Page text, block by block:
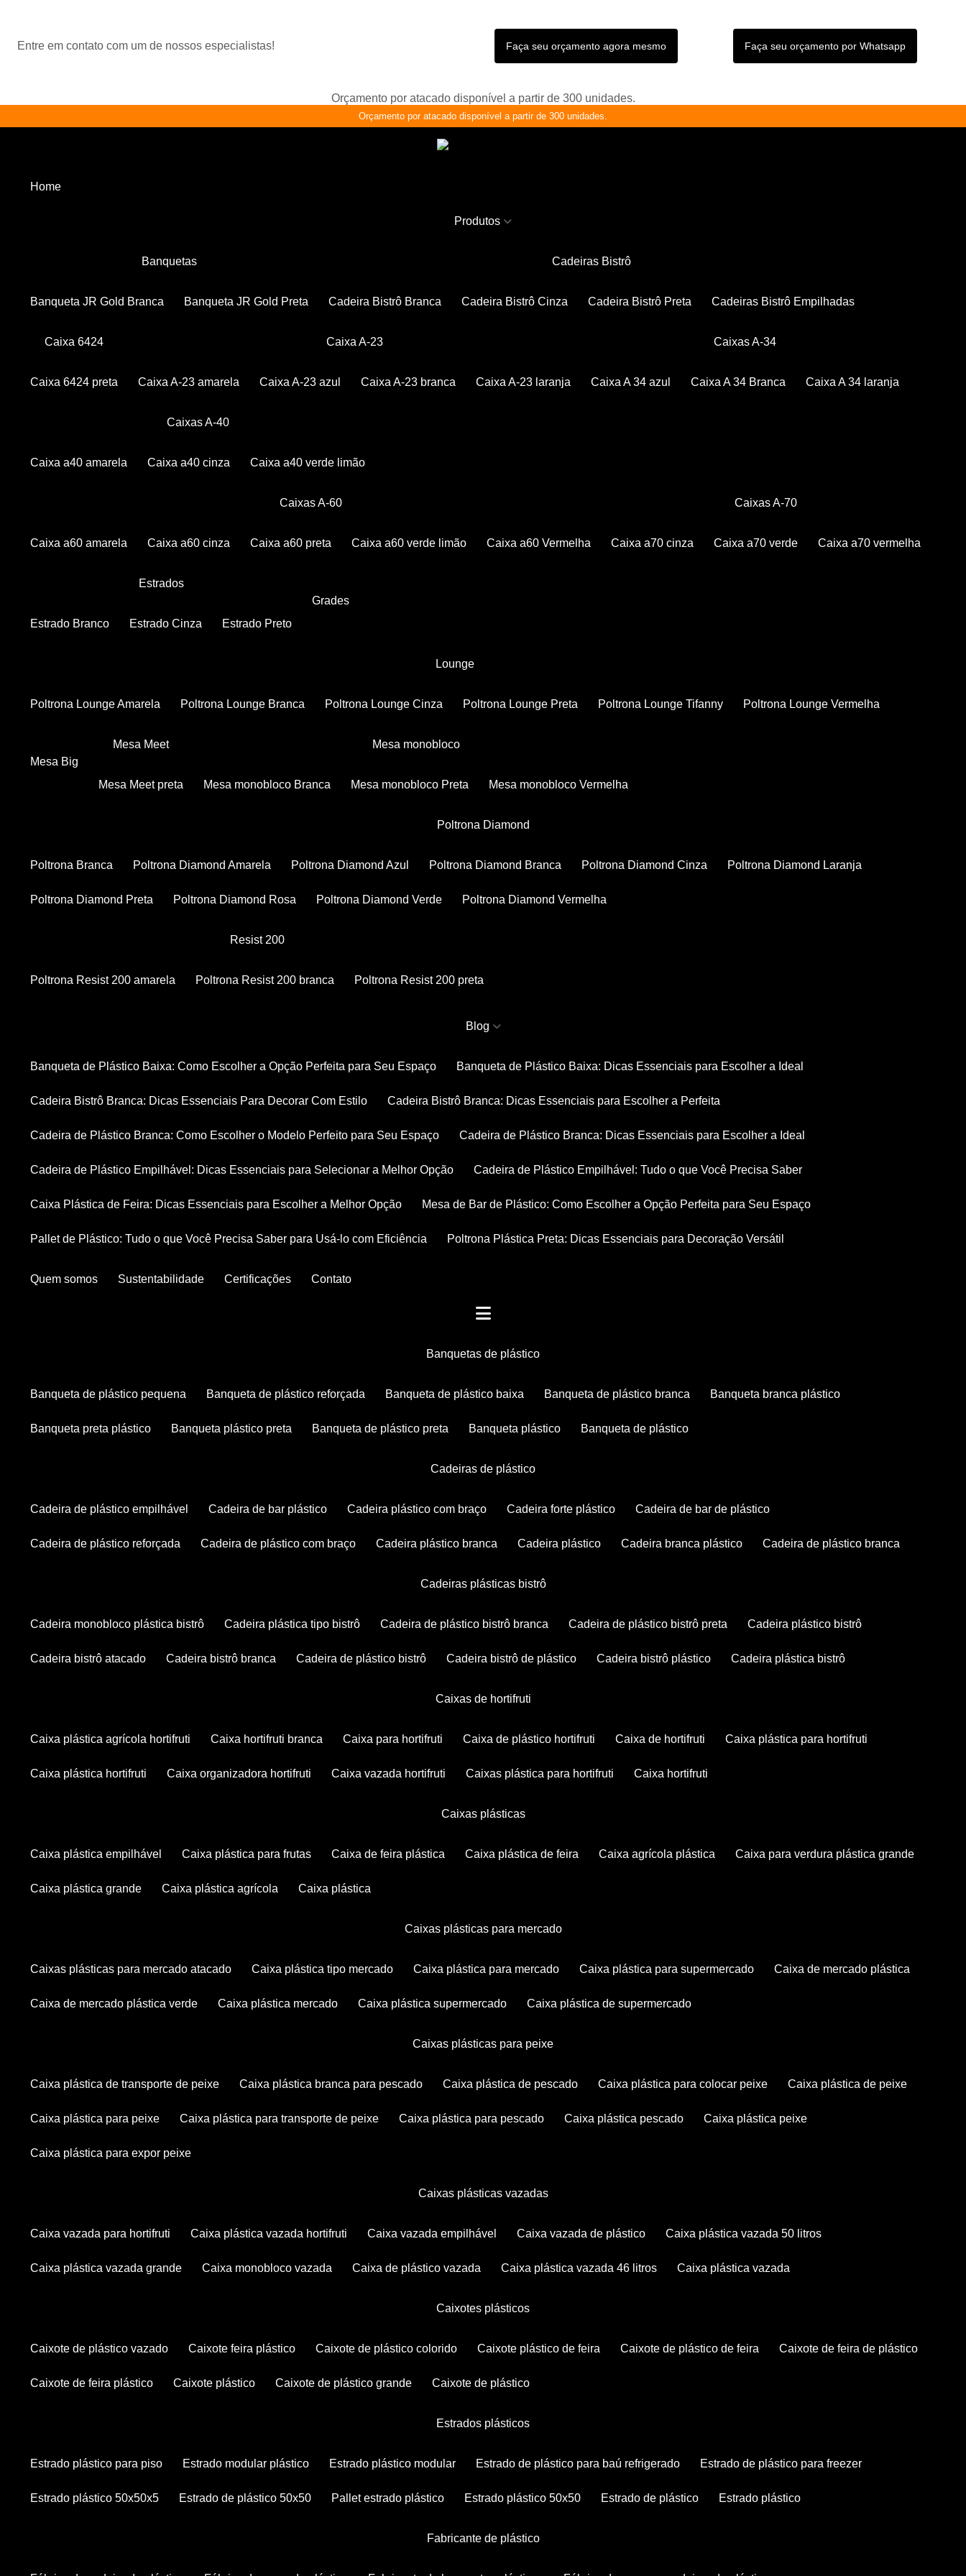
Entre em contato com um de nossos especialistas! Faça seu orçamento agora mesmo Faça seu orçamento por Whatsapp
Orçamento por atacado disponível a partir de 300 unidades.
Orçamento por atacado disponível a partir de 300 unidades.
Home
Produtos
Banquetas
Banqueta JR Gold Branca Banqueta JR Gold Preta
Cadeiras Bistrô
Cadeira Bistrô Branca Cadeira Bistrô Cinza Cadeira Bistrô Preta Cadeiras Bistrô Empilhadas
Caixa 6424
Caixa 6424 preta
Caixa A-23
Caixa A-23 amarela Caixa A-23 azul Caixa A-23 branca Caixa A-23 laranja
Caixas A-34
Caixa A 34 azul Caixa A 34 Branca Caixa A 34 laranja
Caixas A-40
Caixa a40 amarela Caixa a40 cinza Caixa a40 verde limão
Caixas A-60
Caixa a60 amarela Caixa a60 cinza Caixa a60 preta Caixa a60 verde limão Caixa a60 Vermelha
Caixas A-70
Caixa a70 cinza Caixa a70 verde Caixa a70 vermelha
Estrados
Estrado Branco Estrado Cinza Estrado Preto
Grades
Lounge
Poltrona Lounge Amarela Poltrona Lounge Branca Poltrona Lounge Cinza Poltrona Lounge Preta Poltrona Lounge Tifanny Poltrona Lounge Vermelha
Mesa Big
Mesa Meet
Mesa Meet preta
Mesa monobloco
Mesa monobloco Branca Mesa monobloco Preta Mesa monobloco Vermelha
Poltrona Diamond
Poltrona Branca Poltrona Diamond Amarela Poltrona Diamond Azul Poltrona Diamond Branca Poltrona Diamond Cinza Poltrona Diamond Laranja
Poltrona Diamond Preta Poltrona Diamond Rosa Poltrona Diamond Verde Poltrona Diamond Vermelha
Resist 200
Poltrona Resist 200 amarela Poltrona Resist 200 branca Poltrona Resist 200 preta
Blog
Banqueta de Plástico Baixa: Como Escolher a Opção Perfeita para Seu Espaço Banqueta de Plástico Baixa: Dicas Essenciais para Escolher a Ideal
Cadeira Bistrô Branca: Dicas Essenciais Para Decorar Com Estilo Cadeira Bistrô Branca: Dicas Essenciais para Escolher a Perfeita
Cadeira de Plástico Branca: Como Escolher o Modelo Perfeito para Seu Espaço Cadeira de Plástico Branca: Dicas Essenciais para Escolher a Ideal
Cadeira de Plástico Empilhável: Dicas Essenciais para Selecionar a Melhor Opção Cadeira de Plástico Empilhável: Tudo o que Você Precisa Saber
Caixa Plástica de Feira: Dicas Essenciais para Escolher a Melhor Opção Mesa de Bar de Plástico: Como Escolher a Opção Perfeita para Seu Espaço
Pallet de Plástico: Tudo o que Você Precisa Saber para Usá-lo com Eficiência Poltrona Plástica Preta: Dicas Essenciais para Decoração Versátil
Quem somos Sustentabilidade Certificações Contato
banquetas de plástico
banqueta de plástico pequena banqueta de plástico reforçada banqueta de plástico baixa banqueta de plástico branca banqueta branca plástico
banqueta preta plástico banqueta plástico preta banqueta de plástico preta banqueta plástico banqueta de plástico
cadeiras de plástico
cadeira de plástico empilhável cadeira de bar plástico cadeira plástico com braço cadeira forte plástico cadeira de bar de plástico
cadeira de plástico reforçada cadeira de plástico com braço cadeira plástico branca cadeira plástico cadeira branca plástico cadeira de plástico branca
cadeiras plásticas bistrô
cadeira monobloco plástica bistrô cadeira plástica tipo bistrô cadeira de plástico bistrô branca cadeira de plástico bistrô preta cadeira plástico bistrô
cadeira bistrô atacado cadeira bistrô branca cadeira de plástico bistrô cadeira bistrô de plástico cadeira bistrô plástico cadeira plástica bistrô
caixas de hortifruti
caixa plástica agrícola hortifruti caixa hortifruti branca caixa para hortifruti caixa de plástico hortifruti caixa de hortifruti caixa plástica para hortifruti
caixa plástica hortifruti caixa organizadora hortifruti caixa vazada hortifruti caixas plástica para hortifruti caixa hortifruti
caixas plásticas
caixa plástica empilhável caixa plástica para frutas caixa de feira plástica caixa plástica de feira caixa agrícola plástica caixa para verdura plástica grande
caixa plástica grande caixa plástica agrícola caixa plástica
caixas plásticas para mercado
caixas plásticas para mercado atacado caixa plástica tipo mercado caixa plástica para mercado caixa plástica para supermercado caixa de mercado plástica
caixa de mercado plástica verde caixa plástica mercado caixa plástica supermercado caixa plástica de supermercado
caixas plásticas para peixe
caixa plástica de transporte de peixe caixa plástica branca para pescado caixa plástica de pescado caixa plástica para colocar peixe caixa plástica de peixe
caixa plástica para peixe caixa plástica para transporte de peixe caixa plástica para pescado caixa plástica pescado caixa plástica peixe
caixa plástica para expor peixe
caixas plásticas vazadas
caixa vazada para hortifruti caixa plástica vazada hortifruti caixa vazada empilhável caixa vazada de plástico caixa plástica vazada 50 litros
caixa plástica vazada grande caixa monobloco vazada caixa de plástico vazada caixa plástica vazada 46 litros caixa plástica vazada
caixotes plásticos
caixote de plástico vazado caixote feira plástico caixote de plástico colorido caixote plástico de feira caixote de plástico de feira caixote de feira de plástico
caixote de feira plástico caixote plástico caixote de plástico grande caixote de plástico
estrados plásticos
estrado plástico para piso estrado modular plástico estrado plástico modular estrado de plástico para baú refrigerado estrado de plástico para freezer
estrado plástico 50x50x5 estrado de plástico 50x50 pallet estrado plástico estrado plástico 50x50 estrado de plástico estrado plástico
fabricante de plástico